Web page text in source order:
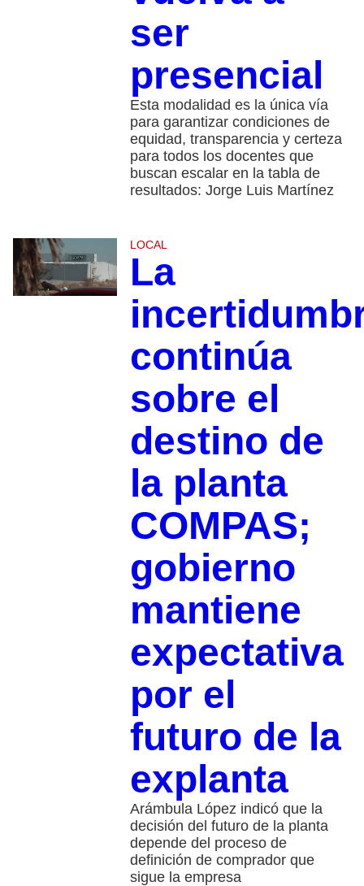
ser
presencial
Esta modalidad es la única vía
para garantizar condiciones de
equidad, transparencia y certeza
para todos los docentes que
buscan escalar en la tabla de
resultados: Jorge Luis Martínez
LOCAL
La
continúa
sobre el
destino de
la planta
COMPAS;
gobierno
mantiene
expectativa
por el
futuro de la
explanta
Arámbula López indicó que la
decisión del futuro de la planta
depende del proceso de
definición de comprador que
sigue la empresa